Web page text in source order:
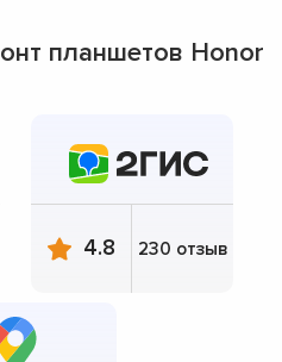
планшетов Honor
4.8 230 отзыв